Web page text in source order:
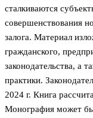
сталкиваются
совершенствования
залога. Материал
гражданского,
законодательства, а
практики.
2024 г. Книга
Монография может